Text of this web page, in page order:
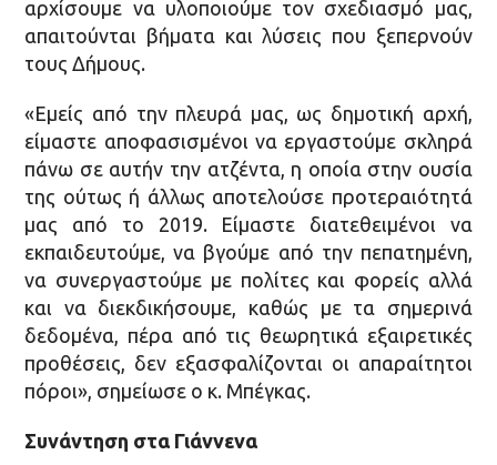
αρχίσουμε να υλοποιούμε τον σχεδιασμό μας,
απαιτούνται βήματα και λύσεις που ξεπερνούν
τους Δήμους.
«Εμείς από την πλευρά μας, ως δημοτική αρχή,
είμαστε αποφασισμένοι να εργαστούμε σκληρά
πάνω σε αυτήν την ατζέντα, η οποία στην ουσία
της ούτως ή άλλως αποτελούσε προτεραιότητά
μας από το 2019. Είμαστε διατεθειμένοι να
εκπαιδευτούμε, να βγούμε από την πεπατημένη,
να συνεργαστούμε με πολίτες και φορείς αλλά
και να διεκδικήσουμε, καθώς με τα σημερινά
δεδομένα, πέρα από τις θεωρητικά εξαιρετικές
προθέσεις, δεν εξασφαλίζονται οι απαραίτητοι
πόροι», σημείωσε ο κ. Μπέγκας.
Συνάντηση στα Γιάννενα